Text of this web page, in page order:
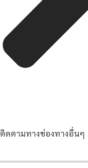
ติดตามทางช่องทางอื่นๆ